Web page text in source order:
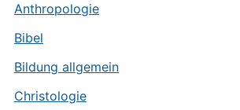
Anthropologie
Bibel
Bildung allgemein
Christologie